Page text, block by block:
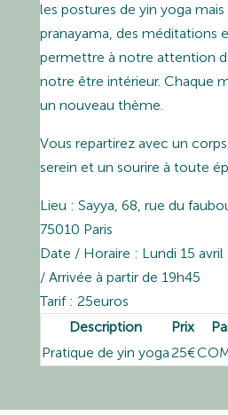
les postures de yin yoga
pranayama, des méditations
permettre à notre attention
notre être intérieur. Chaque
un nouveau thème.
Vous repartirez avec un
serein et un sourire à toute
Lieu : Sayya, 68, rue du
75010 Paris
Date / Horaire : Lundi 15
/ Arrivée à partir de 19h45
Tarif : 25euros
Description
Prix
Pratique de yin yoga25€